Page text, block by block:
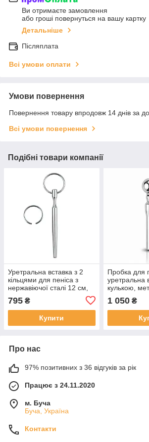
Ви отримаєте замовлення
або гроші повернуться на вашу картку
Детальніше
Післяплата
Всі умови оплати
Умови повернення
Повернення товару впродовж 14 днів за
Всі умови повернення
Подібні товари компанії
Уретральна вставка з 2
кільцями для пеніса з
нержавіючої сталі 12 см,
795 ₴
Купити
Пробка для
уретральна
кулькою,
металевий
75×7 мм
1 050₴
Про нас
97% позитивних з 36 відгуків за рік
Працює з 24.11.2020
м. Буча
Буча, Україна
Контакти